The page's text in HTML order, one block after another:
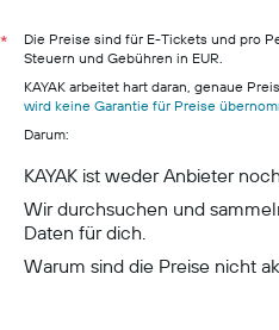
Hotels in München
Hotels in Berchtesgaden
*
Die Preise sind für E-Tickets und pro
Steuern und Gebühren in EUR.
KAYAK arbeitet hart daran, genaue
wird keine Garantie für Preise
Darum:
KAYAK ist weder Anbieter
Wir durchsuchen und
Daten für dich.
Warum sind die Preise nicht